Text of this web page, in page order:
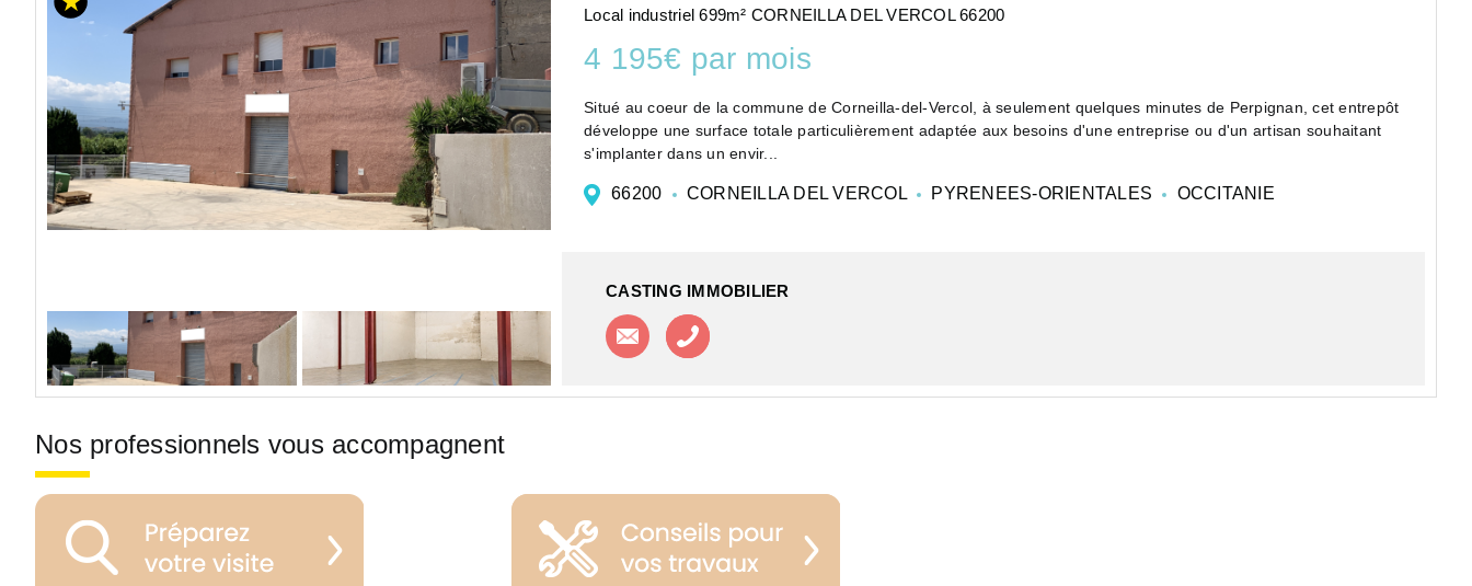
Local industriel 699m² CORNEILLA DEL VERCOL 66200
4 195€ par mois
Situé au coeur de la commune de Corneilla-del-Vercol, à seulement quelques minutes de Perpignan, cet entrepôt
développe une surface totale particulièrement adaptée aux besoins d'une entreprise ou d'un artisan souhaitant
s'implanter dans un envir...
66200 CORNEILLA DEL VERCOL PYRENEES-ORIENTALES OCCITANIE
CASTING IMMOBILIER
Contacter l'agence
Nos professionnels vous accompagnent